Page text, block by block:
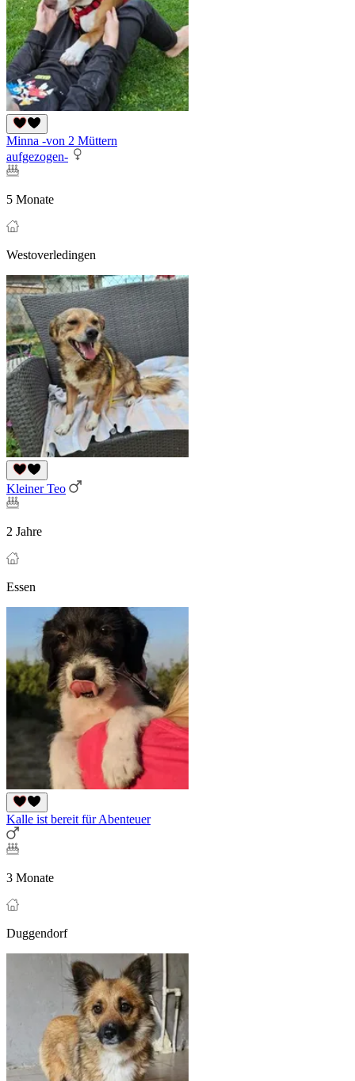
Minna -von 2 Müttern
aufgezogen-
5 Monate
Westoverledingen
Kleiner Teo
2 Jahre
Essen
Kalle ist bereit für Abenteuer
3 Monate
Duggendorf